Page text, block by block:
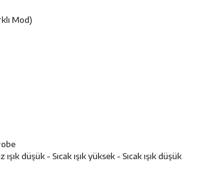
Mod)
düşük - Sıcak ışık yüksek - Sıcak ışık düşük